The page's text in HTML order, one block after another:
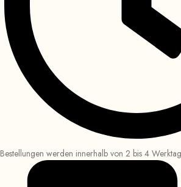
Bestellungen werden innerhalb von 2 bis 4